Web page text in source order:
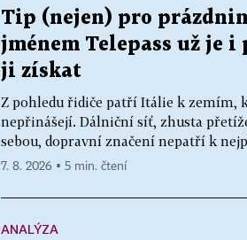
Tip (nejen) pro
jménem Telepass už je i
ji získat
Z pohledu řidiče patří Itálie k zemím,
nepřinášejí. Dálniční síť, zhusta
sebou, dopravní značení nepatří k
7. 8. 2026 ▪ 5 min. čtení
ANALÝZA